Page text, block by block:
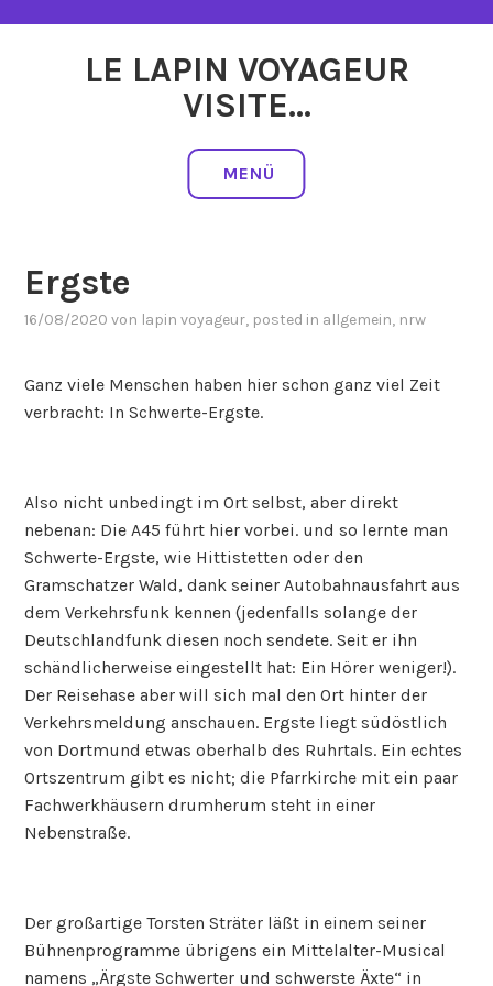
LE LAPIN VOYAGEUR
VISITE…
MENÜ
Ergste
16/08/2020 von lapin voyageur, posted in allgemein, nrw
Ganz viele Menschen haben hier schon ganz viel Zeit
verbracht: In Schwerte-Ergste.
Also nicht unbedingt im Ort selbst, aber direkt
nebenan: Die A45 führt hier vorbei. und so lernte man
Schwerte-Ergste, wie Hittistetten oder den
Gramschatzer Wald, dank seiner Autobahnausfahrt aus
dem Verkehrsfunk kennen (jedenfalls solange der
Deutschlandfunk diesen noch sendete. Seit er ihn
schändlicherweise eingestellt hat: Ein Hörer weniger!).
Der Reisehase aber will sich mal den Ort hinter der
Verkehrsmeldung anschauen. Ergste liegt südöstlich
von Dortmund etwas oberhalb des Ruhrtals. Ein echtes
Ortszentrum gibt es nicht; die Pfarrkirche mit ein paar
Fachwerkhäusern drumherum steht in einer
Nebenstraße.
Der großartige Torsten Sträter läßt in einem seiner
Bühnenprogramme übrigens ein Mittelalter-Musical
namens „Ärgste Schwerter und schwerste Äxte“ in